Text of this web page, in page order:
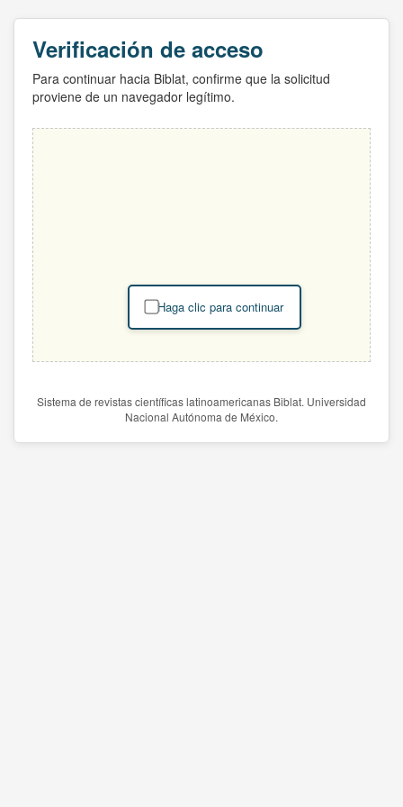
Verificación de acceso
Para continuar hacia Biblat, confirme que la solicitud
proviene de un navegador legítimo.
Haga clic para continuar
Sistema de revistas científicas latinoamericanas Biblat. Universidad
Nacional Autónoma de México.